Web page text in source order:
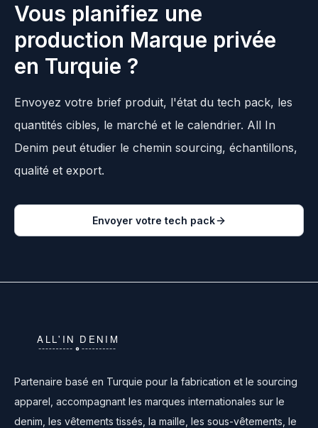
Vous planifiez une
production Marque privée
en Turquie ?
Envoyez votre brief produit, l'état du tech pack, les
quantités cibles, le marché et le calendrier. All In
Denim peut étudier le chemin sourcing, échantillons,
qualité et export.
Envoyer votre tech pack
Partenaire basé en Turquie pour la fabrication et le sourcing
apparel, accompagnant les marques internationales sur le
denim, les vêtements tissés, la maille, les sous-vêtements, le